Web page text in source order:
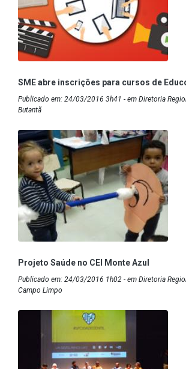
SME abre inscrições para cursos de
Publicado em: 24/03/2016 3h41 - em Diretoria
Butantã
Projeto Saúde no CEI Monte Azul
Publicado em: 24/03/2016 1h02 - em Diretoria
Campo Limpo